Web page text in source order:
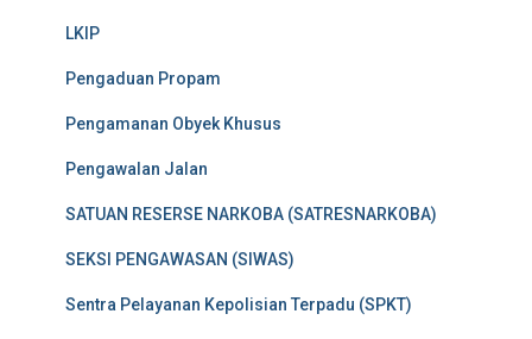
LKIP
Pengaduan Propam
Pengamanan Obyek Khusus
Pengawalan Jalan
SATUAN RESERSE NARKOBA (SATRESNARKOBA)
SEKSI PENGAWASAN (SIWAS)
Sentra Pelayanan Kepolisian Terpadu (SPKT)